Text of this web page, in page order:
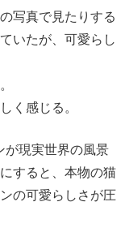
写真で見たりする
いたが、可愛らし
く感じる。
が現実世界の風景
すると、本物の猫
の可愛らしさが圧